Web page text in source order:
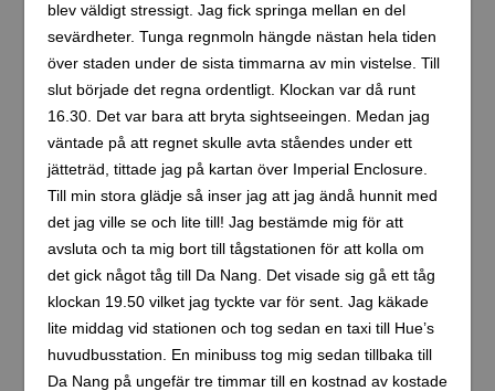
blev väldigt stressigt. Jag fick springa mellan en del
sevärdheter. Tunga regnmoln hängde nästan hela tiden
över staden under de sista timmarna av min vistelse. Till
slut började det regna ordentligt. Klockan var då runt
16.30. Det var bara att bryta sightseeingen. Medan jag
väntade på att regnet skulle avta ståendes under ett
jätteträd, tittade jag på kartan över Imperial Enclosure.
Till min stora glädje så inser jag att jag ändå hunnit med
det jag ville se och lite till! Jag bestämde mig för att
avsluta och ta mig bort till tågstationen för att kolla om
det gick något tåg till Da Nang. Det visade sig gå ett tåg
klockan 19.50 vilket jag tyckte var för sent. Jag käkade
lite middag vid stationen och tog sedan en taxi till Hue’s
huvudbusstation. En minibuss tog mig sedan tillbaka till
Da Nang på ungefär tre timmar till en kostnad av kostade